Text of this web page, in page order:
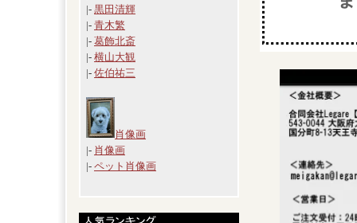
|- 黒田清輝
|- 青木繁
|- 葛飾北斎
|- 横山大観
|- 佐伯祐三
肖像画
|- 肖像画
|- ペット肖像画